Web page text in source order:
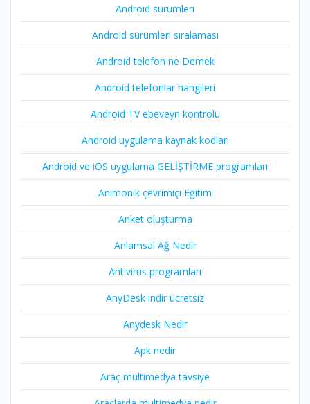
Android sürümleri
Android sürümleri sıralaması
Android telefon ne Demek
Android telefonlar hangileri
Android TV ebeveyn kontrolü
Android uygulama kaynak kodları
Android ve iOS uygulama GELİŞTİRME programları
Animonik çevrimiçi Eğitim
Anket oluşturma
Anlamsal Ağ Nedir
Antivirüs programları
AnyDesk indir ücretsiz
Anydesk Nedir
Apk nedir
Araç multimedya tavsiye